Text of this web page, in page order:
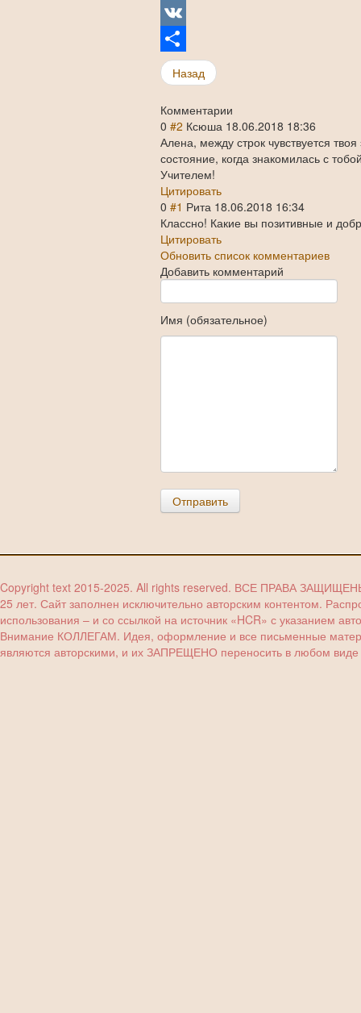
Twitter
VK
Share
Назад
Комментарии
0 #2 Ксюша 18.06.2018 18:36
Алена, между строк чувствуется
состояние, когда знакомилась с
Учителем!
Цитировать
0 #1 Рита 18.06.2018 16:34
Классно! Какие вы позитивные и
Цитировать
Обновить список комментариев
Добавить комментарий
Имя (обязательное)
Отправить
Copyright text 2015-2025. All rights reserved. ВСЕ ПРАВА
25 лет. Сайт заполнен исключительно авторским контентом.
использования – и со ссылкой на источник «HCR» с указанием
Внимание КОЛЛЕГАМ. Идея, оформление и все письменные
являются авторскими, и их ЗАПРЕЩЕНО переносить в любом виде